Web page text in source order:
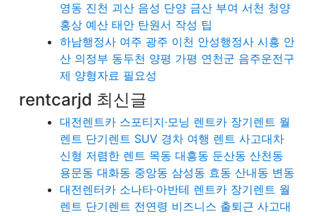
영동 진천 괴산 음성 단양 금산 부여 서천 청양
홍상 예산 태안 탄원서 작성 팁
하남행정사 여주 광주 이천 안성행정사 시흥 안
산 의정부 동두천 양평 가평 연천군 음주운전구
제 양형자료 필요성
rentcarjd 최신글
대전렌트카 스포티지·모닝 렌트카 장기렌트 월
렌트 단기렌트 SUV 경차 여행 렌트 사고대차
신형 저렴한 렌트 목동 대흥동 둔산동 산천동
용문동 대화동 중앙동 삼성동 효동 산내동 변동
대전렌터카 소나타·아반테 렌트카 장기렌트 월
렌트 단기렌트 전연령 비즈니스 출퇴근 사고대